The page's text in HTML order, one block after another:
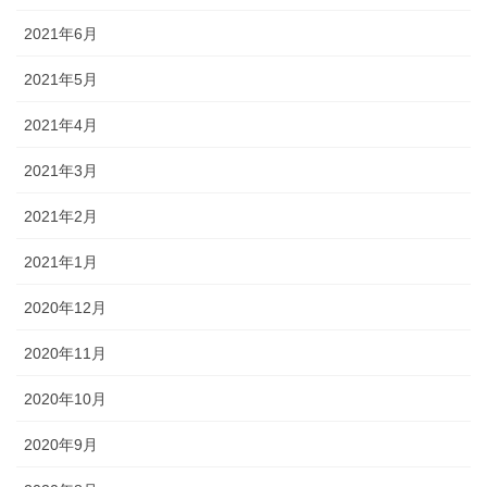
2021年6月
2021年5月
2021年4月
2021年3月
2021年2月
2021年1月
2020年12月
2020年11月
2020年10月
2020年9月